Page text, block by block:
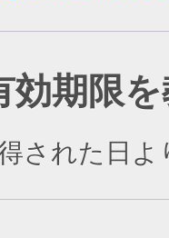
効期限
された日